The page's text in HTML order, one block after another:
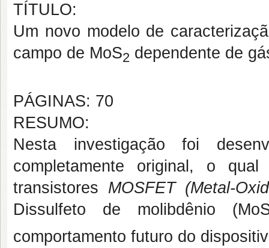
TÍTULO:
Um novo modelo de
campo de MoS2 dependente de
PÁGINAS: 70
RESUMO:
Nesta investigação foi
completamente original, o
transistores MOSFET (Metal-
Dissulfeto de molibdênio
comportamento futuro do